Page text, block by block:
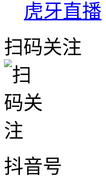
虎牙直播
扫码关注
抖音号